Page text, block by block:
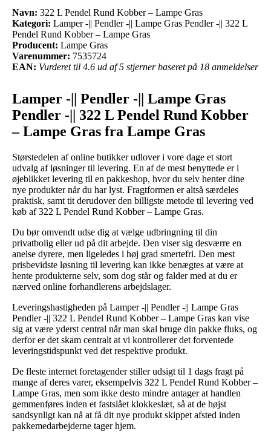
Navn: 322 L Pendel Rund Kobber – Lampe Gras
Kategori: Lamper -|| Pendler -|| Lampe Gras Pendler -|| 322 L
Pendel Rund Kobber – Lampe Gras
Producent: Lampe Gras
Varenummer: 7535724
EAN: Vurderet til 4.6 ud af 5 stjerner baseret på 18 anmeldelser
Lamper -|| Pendler -|| Lampe Gras
Pendler -|| 322 L Pendel Rund Kobber
– Lampe Gras fra Lampe Gras
Størstedelen af online butikker udlover i vore dage et stort
udvalg af løsninger til levering. En af de mest benyttede er i
øjeblikket levering til en pakkeshop, hvor du selv henter dine
nye produkter når du har lyst. Fragtformen er altså særdeles
praktisk, samt tit derudover den billigste metode til levering ved
køb af 322 L Pendel Rund Kobber – Lampe Gras.
Du bør omvendt udse dig at vælge udbringning til din
privatbolig eller ud på dit arbejde. Den viser sig desværre en
anelse dyrere, men ligeledes i høj grad smertefri. Den mest
prisbevidste løsning til levering kan ikke benægtes at være at
hente produkterne selv, som dog står og falder med at du er
nærved online forhandlerens arbejdslager.
Leveringshastigheden på Lamper -|| Pendler -|| Lampe Gras
Pendler -|| 322 L Pendel Rund Kobber – Lampe Gras kan vise
sig at være yderst central når man skal bruge din pakke fluks, og
derfor er det skam centralt at vi kontrollerer det forventede
leveringstidspunkt ved det respektive produkt.
De fleste internet foretagender stiller udsigt til 1 dags fragt på
mange af deres varer, eksempelvis 322 L Pendel Rund Kobber –
Lampe Gras, men som ikke desto mindre antager at handlen
gemmenføres inden et fastslået klokkeslæt, så at de højst
sandsynligt kan nå at få dit nye produkt skippet afsted inden
pakkemedarbejderne tager hjem.